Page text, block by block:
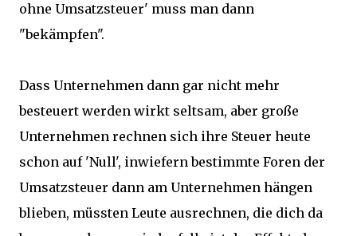
ohne Umsatzsteuer' muss man dann
"bekämpfen".
Dass Unternehmen dann gar nicht mehr
besteuert werden wirkt seltsam, aber große
Unternehmen rechnen sich ihre Steuer heute
schon auf 'Null', inwiefern bestimmte Foren der
Umsatzsteuer dann am Unternehmen hängen
blieben, müssten Leute ausrechnen, die dich da